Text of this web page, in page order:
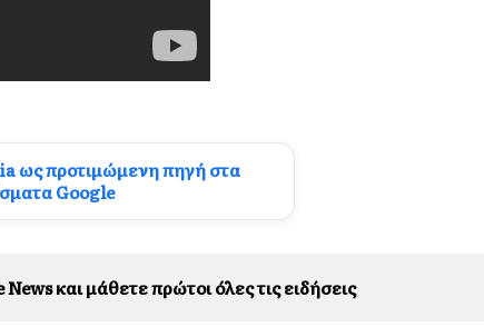
ως προτιμώμενη πηγή στα
Google
και μάθετε πρώτοι όλες τις ειδήσεις